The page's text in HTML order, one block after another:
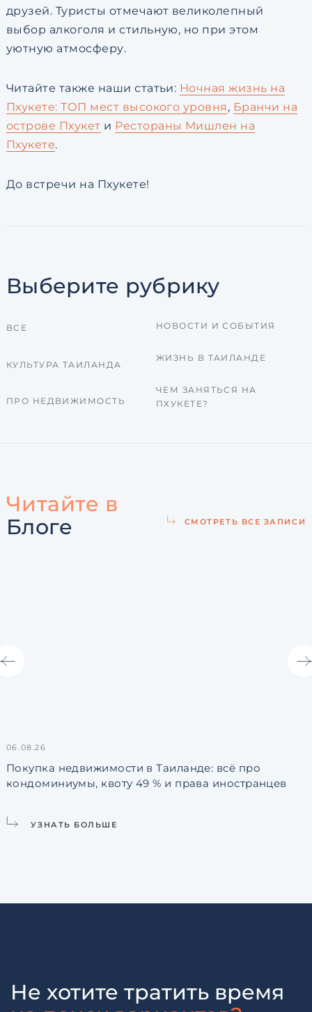
друзей. Туристы отмечают великолепный
выбор алкоголя и стильную, но при этом
уютную атмосферу.
Читайте также наши статьи: Ночная жизнь на
Пхукете: ТОП мест высокого уровня , Бранчи на
острове Пхукет и Рестораны Мишлен на
Пхукете.
До встречи на Пхукете!
Выберите рубрику
ВСЕ
КУЛЬТУРА ТАИЛАНДА
ПРО НЕДВИЖИМОСТЬ
НОВОСТИ И СОБЫТИЯ
ЖИЗНЬ В ТАИЛАНДЕ
ЧЕМ ЗАНЯТЬСЯ НА
ПХУКЕТЕ?
Читайте в
Блоге
СМОТРЕТЬ ВСЕ ЗАПИСИ
06.08.26
Покупка недвижимости в Таиланде: всё про
кондоминиумы, квоту 49 % и права иностранцев
УЗНАТЬ БОЛЬШЕ
Не хотите тратить время